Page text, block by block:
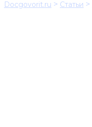
Docgovorit.ru > Статьи >